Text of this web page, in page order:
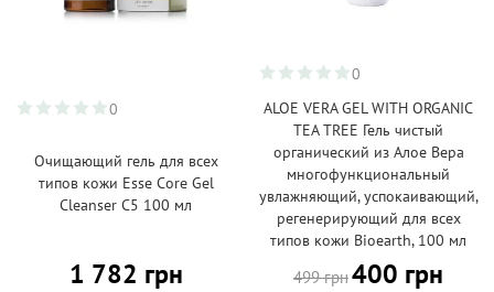
0
Очищающий гель для всех
типов кожи Esse Core Gel
Cleanser C5 100 мл
1 782 грн
0
ALOE VERA GEL WITH ORGANIC
TEA TREE Гель чистый
органический из Алое Вера
многофункциональный
увлажняющий, успокаивающий,
регенерирующий для всех
типов кожи Bioearth, 100 мл
499 грн400 грн